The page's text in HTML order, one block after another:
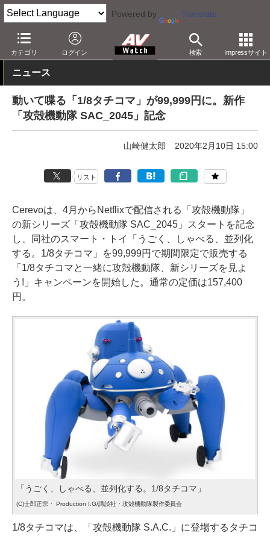
Powered by Translate
カテゴリ ログイン 検索 Impressサイト
AV Watch コンテンツ・サービス 映像配信 Netflix
ニュース
動いて喋る「1/8タチコマ」が99,999円に。新作
「攻殻機動隊 SAC_2045」記念
山崎健太郎 2020年2月10日 15:00
リスト
Cerevoは、4月からNetflixで配信される「攻殻機動隊」
の新シリーズ「攻殻機動隊 SAC_2045」スタートを記念
し、同社のスマート・トイ「うごく、しゃべる、並列化
する。1/8タチコマ」を99,999円で期間限定で販売する
「1/8タチコマと一緒に攻殻機動隊、新シリーズを見よ
う!」キャンペーンを開始した。通常の定価は157,400
円。
「うごく、しゃべる、並列化する。1/8タチコマ」
(C)士郎正宗・ Production I.G/講談社・攻殻機動隊製作委員会
1/8タチコマは、「攻殻機動隊 S.A.C.」に登場するタチコ